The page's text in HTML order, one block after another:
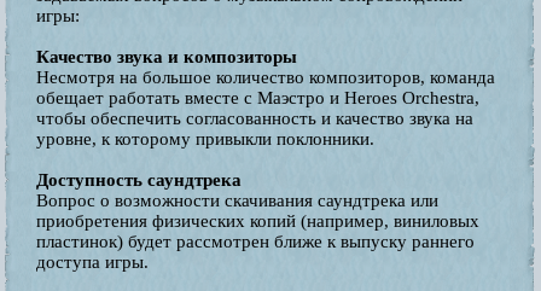
игры:
Качество звука и композиторы
Несмотря на большое количество композиторов, команда
обещает работать вместе с Маэстро и Heroes Orchestra,
чтобы обеспечить согласованность и качество звука на
уровне, к которому привыкли поклонники.
Доступность саундтрека
Вопрос о возможности скачивания саундтрека или
приобретения физических копий (например, виниловых
пластинок) будет рассмотрен ближе к выпуску раннего
доступа игры.